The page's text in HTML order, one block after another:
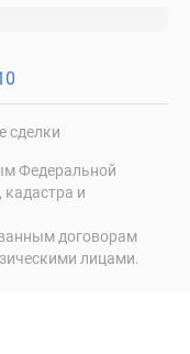
сделки
Федеральной
кадастра и
договорам
лицами.